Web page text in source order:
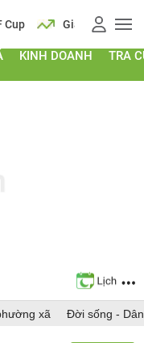
Cup Giá vàng
KINH DOANH TRA
xã Đời sống -